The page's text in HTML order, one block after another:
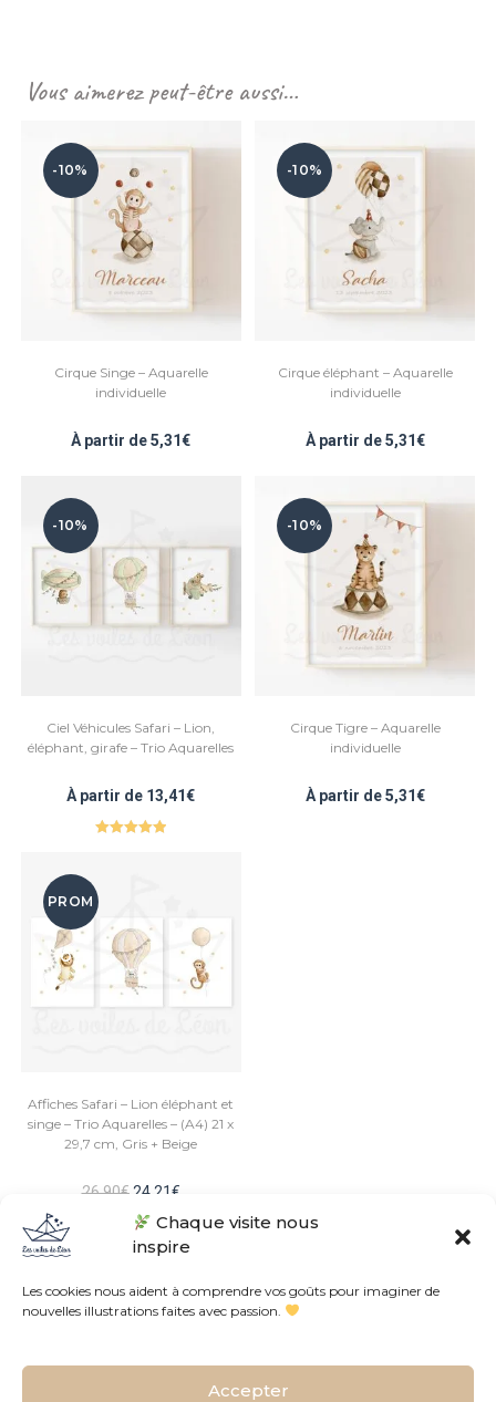
Chaque visite nous
inspire
Les cookies nous aident à comprendre vos goûts pour imaginer de
nouvelles illustrations faites avec passion.
Accepter
Vous aimerez peut-être aussi…
-10%
Cirque Singe – Aquarelle
individuelle
À partir de5,31€
-10%
Cirque éléphant – Aquarelle
individuelle
À partir de5,31€
-10%
Ciel Véhicules Safari – Lion,
éléphant, girafe – Trio Aquarelles
À partir de 13,41€
-10%
Cirque Tigre – Aquarelle
individuelle
À partir de5,31€
PROM
O !
Affiches Safari – Lion éléphant et
singe – Trio Aquarelles – (A4) 21 x
29,7 cm, Gris + Beige
26,90€ Le
initial
était :
26,90€.
24,21€Le
actuel
est :
24,21€.
Conditions Générales de Vente
Politique de confidentialités
L’histoire de l’atelier
Contact